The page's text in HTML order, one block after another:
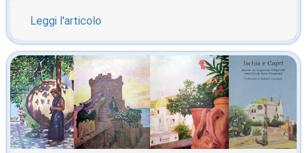
Leggi l'articolo